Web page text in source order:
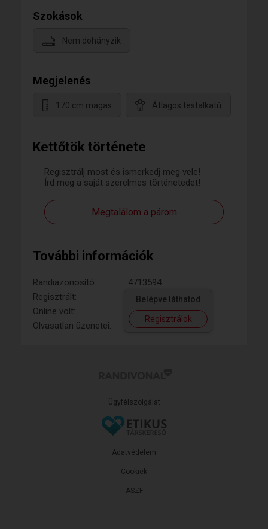
Kettőtök története
Regisztrálj most és ismerkedj meg vele!
Írd meg a saját szerelmes történetedet!
Megtalálom a párom
További információk
Randiazonosító:
4713594
Regisztrált:
Online volt:
Olvasatlan üzenetei:
Belépve láthatod
Regisztrálok
Szokások
Nem dohányzik
Megjelenés
170 cm magas Átlagos testalkatú
Ügyfélszolgálat
ÁSZF
Adatvédelem
Cookiek